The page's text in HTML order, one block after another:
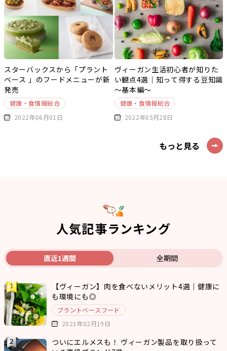
スターバックスから「プラント
ベース 」のフードメニューが新
発売
健康・食情報総合
2022年06月01日
ヴィーガン生活初心者が知りた
い観点4選｜知って得する豆知識
～基本編～
健康・食情報総合
2022年05月28日
もっと見る
人気記事ランキング
直近1週間 全期間
【ヴィーガン】肉を食べないメリット4選｜健康に
も環境にも◎
プラントベースフード
2021年02月19日
ついにエルメスも！ ヴィーガン製品を取り扱って